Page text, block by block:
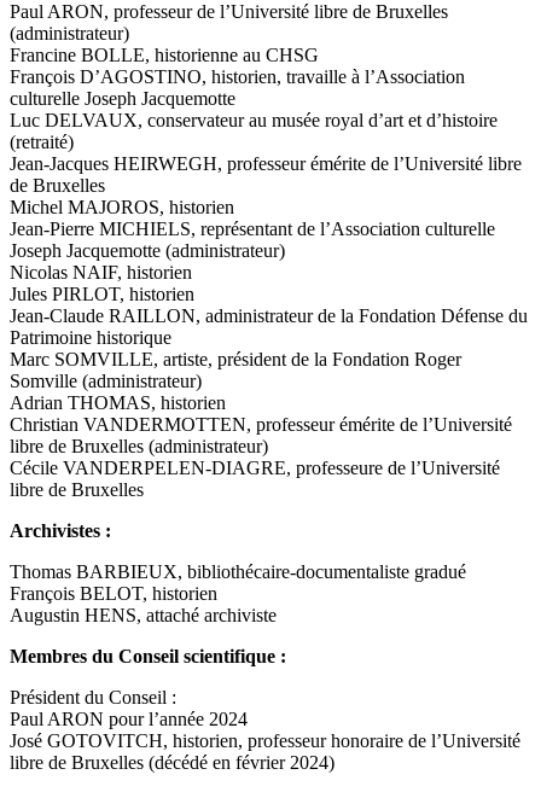
Paul ARON, professeur de l’Université libre de Bruxelles
(administrateur)
Francine BOLLE, historienne au CHSG
François D’AGOSTINO, historien, travaille à l’Association
culturelle Joseph Jacquemotte
Luc DELVAUX, conservateur au musée royal d’art et d’histoire
(retraité)
Jean-Jacques HEIRWEGH, professeur émérite de l’Université libre
de Bruxelles
Michel MAJOROS, historien
Jean-Pierre MICHIELS, représentant de l’Association culturelle
Joseph Jacquemotte (administrateur)
Nicolas NAIF, historien
Jules PIRLOT, historien
Jean-Claude RAILLON, administrateur de la Fondation Défense du
Patrimoine historique
Marc SOMVILLE, artiste, président de la Fondation Roger
Somville (administrateur)
Adrian THOMAS, historien
Christian VANDERMOTTEN, professeur émérite de l’Université
libre de Bruxelles (administrateur)
Cécile VANDERPELEN-DIAGRE, professeure de l’Université
libre de Bruxelles
Archivistes :
Thomas BARBIEUX, bibliothécaire-documentaliste gradué
François BELOT, historien
Augustin HENS, attaché archiviste
Membres du Conseil scientifique :
Président du Conseil :
Paul ARON pour l’année 2024
José GOTOVITCH, historien, professeur honoraire de l’Université
libre de Bruxelles (décédé en février 2024)